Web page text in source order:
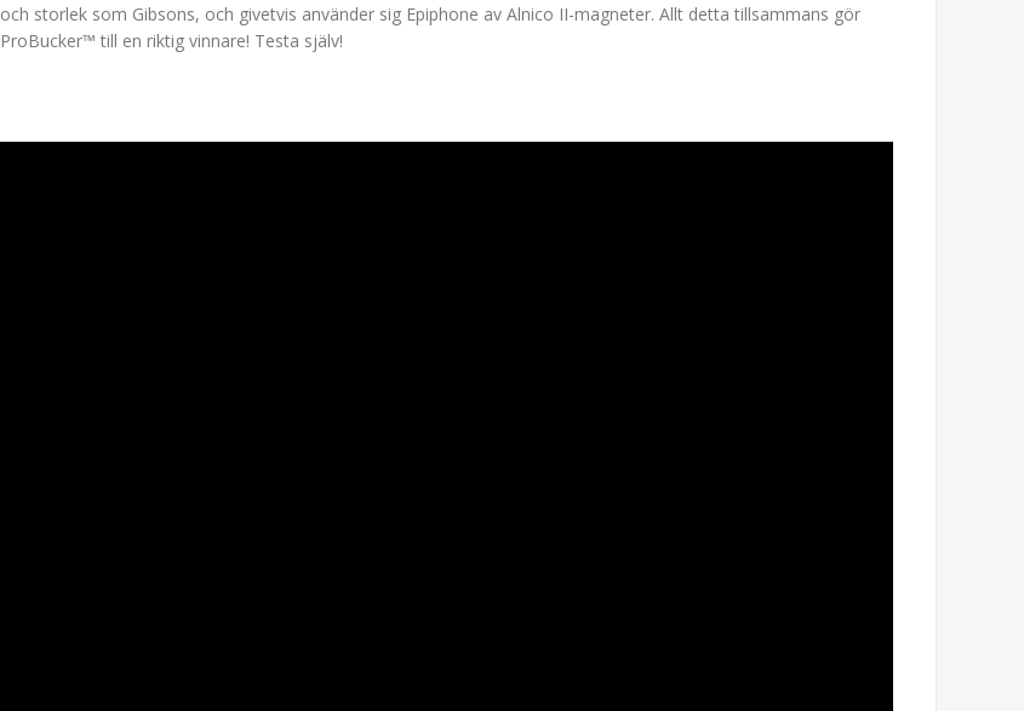
och storlek som Gibsons, och givetvis använder sig Epiphone av Alnico II-magneter. Allt detta tillsammans gör
ProBucker™ till en riktig vinnare! Testa själv!